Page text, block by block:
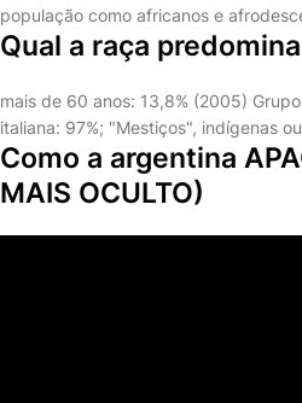
população como africanos e
Qual a raça
mais de 60 anos: 13,8% (2005)
italiana: 97%; "Mestiços", indígenas
Como a argentina
MAIS OCULTO)